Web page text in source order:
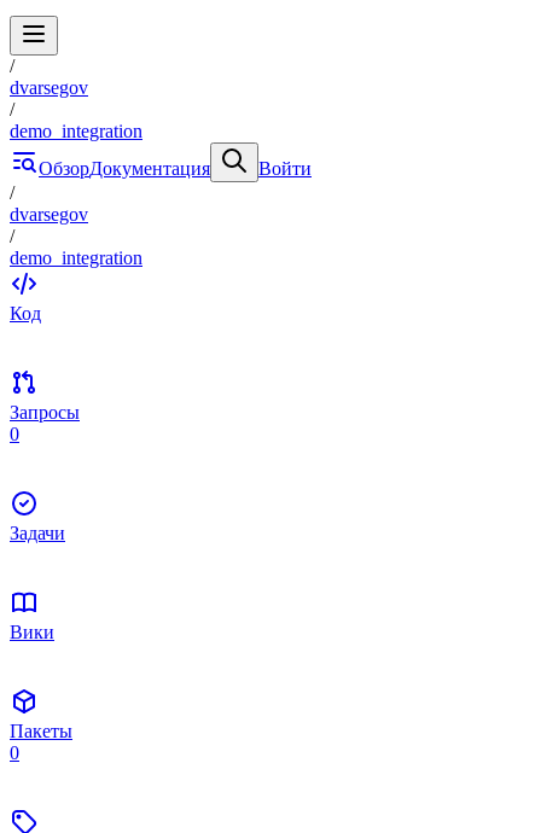
/
dvarsegov
/
demo_integration
ОбзорДокументация
Войти
/
dvarsegov
/
demo_integration
Код
Запросы
0
Задачи
Вики
Пакеты
0